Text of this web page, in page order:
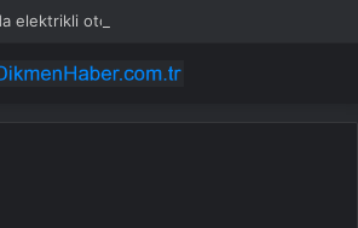
elektrikli otomobil kül oldu